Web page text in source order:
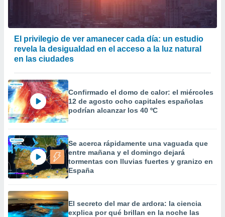
El privilegio de ver amanecer cada día: un estudio
revela la desigualdad en el acceso a la luz natural
en las ciudades
Confirmado el domo de calor: el miércoles
12 de agosto ocho capitales españolas
podrían alcanzar los 40 ºC
Se acerca rápidamente una vaguada que
entre mañana y el domingo dejará
tormentas con lluvias fuertes y granizo en
España
El secreto del mar de ardora: la ciencia
explica por qué brillan en la noche las